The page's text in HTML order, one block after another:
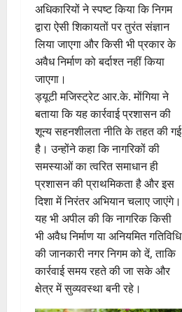
अधिकारियों ने स्पष्ट किया कि निगम
द्वारा ऐसी शिकायतों पर तुरंत संज्ञान
लिया जाएगा और किसी भी प्रकार के
अवैध निर्माण को बर्दाश्त नहीं किया
जाएगा।
ड्यूटी मजिस्ट्रेट आर.के. मोंगिया ने
बताया कि यह कार्रवाई प्रशासन की
शून्य सहनशीलता नीति के तहत की गई
है। उन्होंने कहा कि नागरिकों की
समस्याओं का त्वरित समाधान ही
प्रशासन की प्राथमिकता है और इस
दिशा में निरंतर अभियान चलाए जाएंगे।
यह भी अपील की कि नागरिक किसी
भी अवैध निर्माण या अनियमित गतिविधि
की जानकारी नगर निगम को दें, ताकि
कार्रवाई समय रहते की जा सके और
क्षेत्र में सुव्यवस्था बनी रहे।